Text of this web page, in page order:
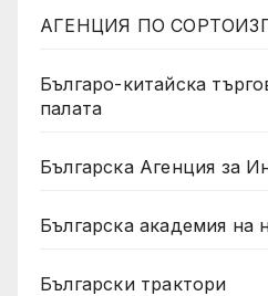
АГЕНЦИЯ ПО
Българо-китайска
палата
Българска Агенция за
Българска академия на
Български трактори